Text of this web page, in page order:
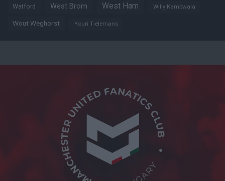
Watford West Brom West Ham Willy Kambwala
Wout Weghorst Youri Tielemans